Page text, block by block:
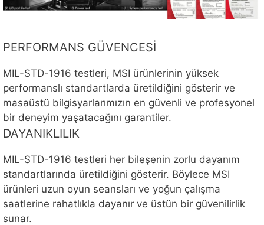
PERFORMANS GÜVENCESİ
MIL-STD-1916 testleri, MSI ürünlerinin yüksek
performanslı standartlarda üretildiğini gösterir ve
masaüstü bilgisyarlarımızın en güvenli ve profesyonel
bir deneyim yaşatacağını garantiler.
DAYANIKLILIK
MIL-STD-1916 testleri her bileşenin zorlu dayanım
standartlarında üretildiğini gösterir. Böylece MSI
ürünleri uzun oyun seansları ve yoğun çalışma
saatlerine rahatlıkla dayanır ve üstün bir güvenilirlik
sunar.